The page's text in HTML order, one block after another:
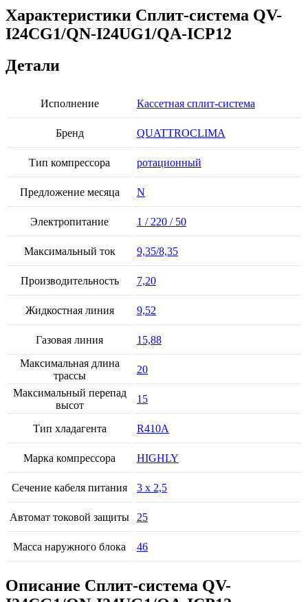
QV-
I24CG1/QN-
I24UG1/QA-
Характеристики Сплит-система QV-
I24CG1/QN-I24UG1/QA-ICP12
Детали
Исполнение Кассетная сплит-система
Бренд QUATTROCLIMA
Тип компрессора ротационный
Предложение месяца N
Электропитание 1 / 220 / 50
Максимальный ток 9,35/8,35
Производительность 7,20
Жидкостная линия 9,52
Газовая линия
15,88
Максимальная длина
трассы
20
Максимальный перепад
высот
15
Тип хладагента R410A
Марка компрессора HIGHLY
Сечение кабеля питания 3 х 2,5
Автомат токовой защиты 25
Масса наружного блока 46
Описание Сплит-система QV-